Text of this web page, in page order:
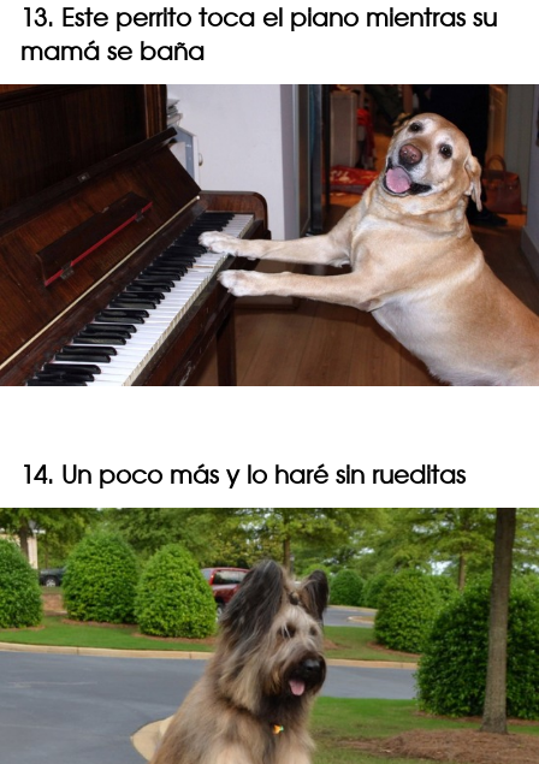
13. Este perrito toca el piano mientras su
mamá se baña
14. Un poco más y lo haré sin rueditas